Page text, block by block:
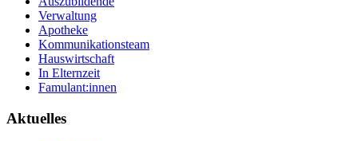
Verwaltung
Apotheke
Kommunikationsteam
Hauswirtschaft
In Elternzeit
Famulant:innen
Aktuelles